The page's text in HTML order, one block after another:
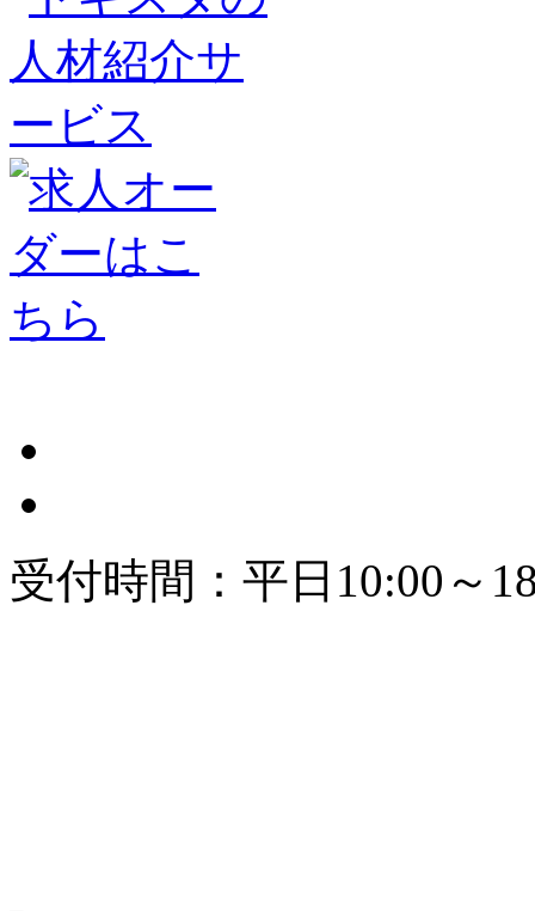
受付時間：平日10:00～